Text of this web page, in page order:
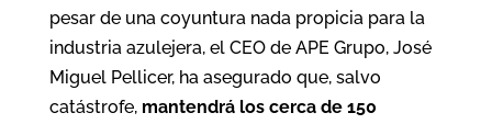
pesar de una coyuntura nada propicia para la
industria azulejera, el CEO de APE Grupo, José
Miguel Pellicer, ha asegurado que, salvo
catástrofe, mantendrá los cerca de 150